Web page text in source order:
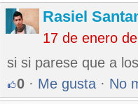
Rasiel
17 de enero
si si parese que a
0 · Me gusta · No